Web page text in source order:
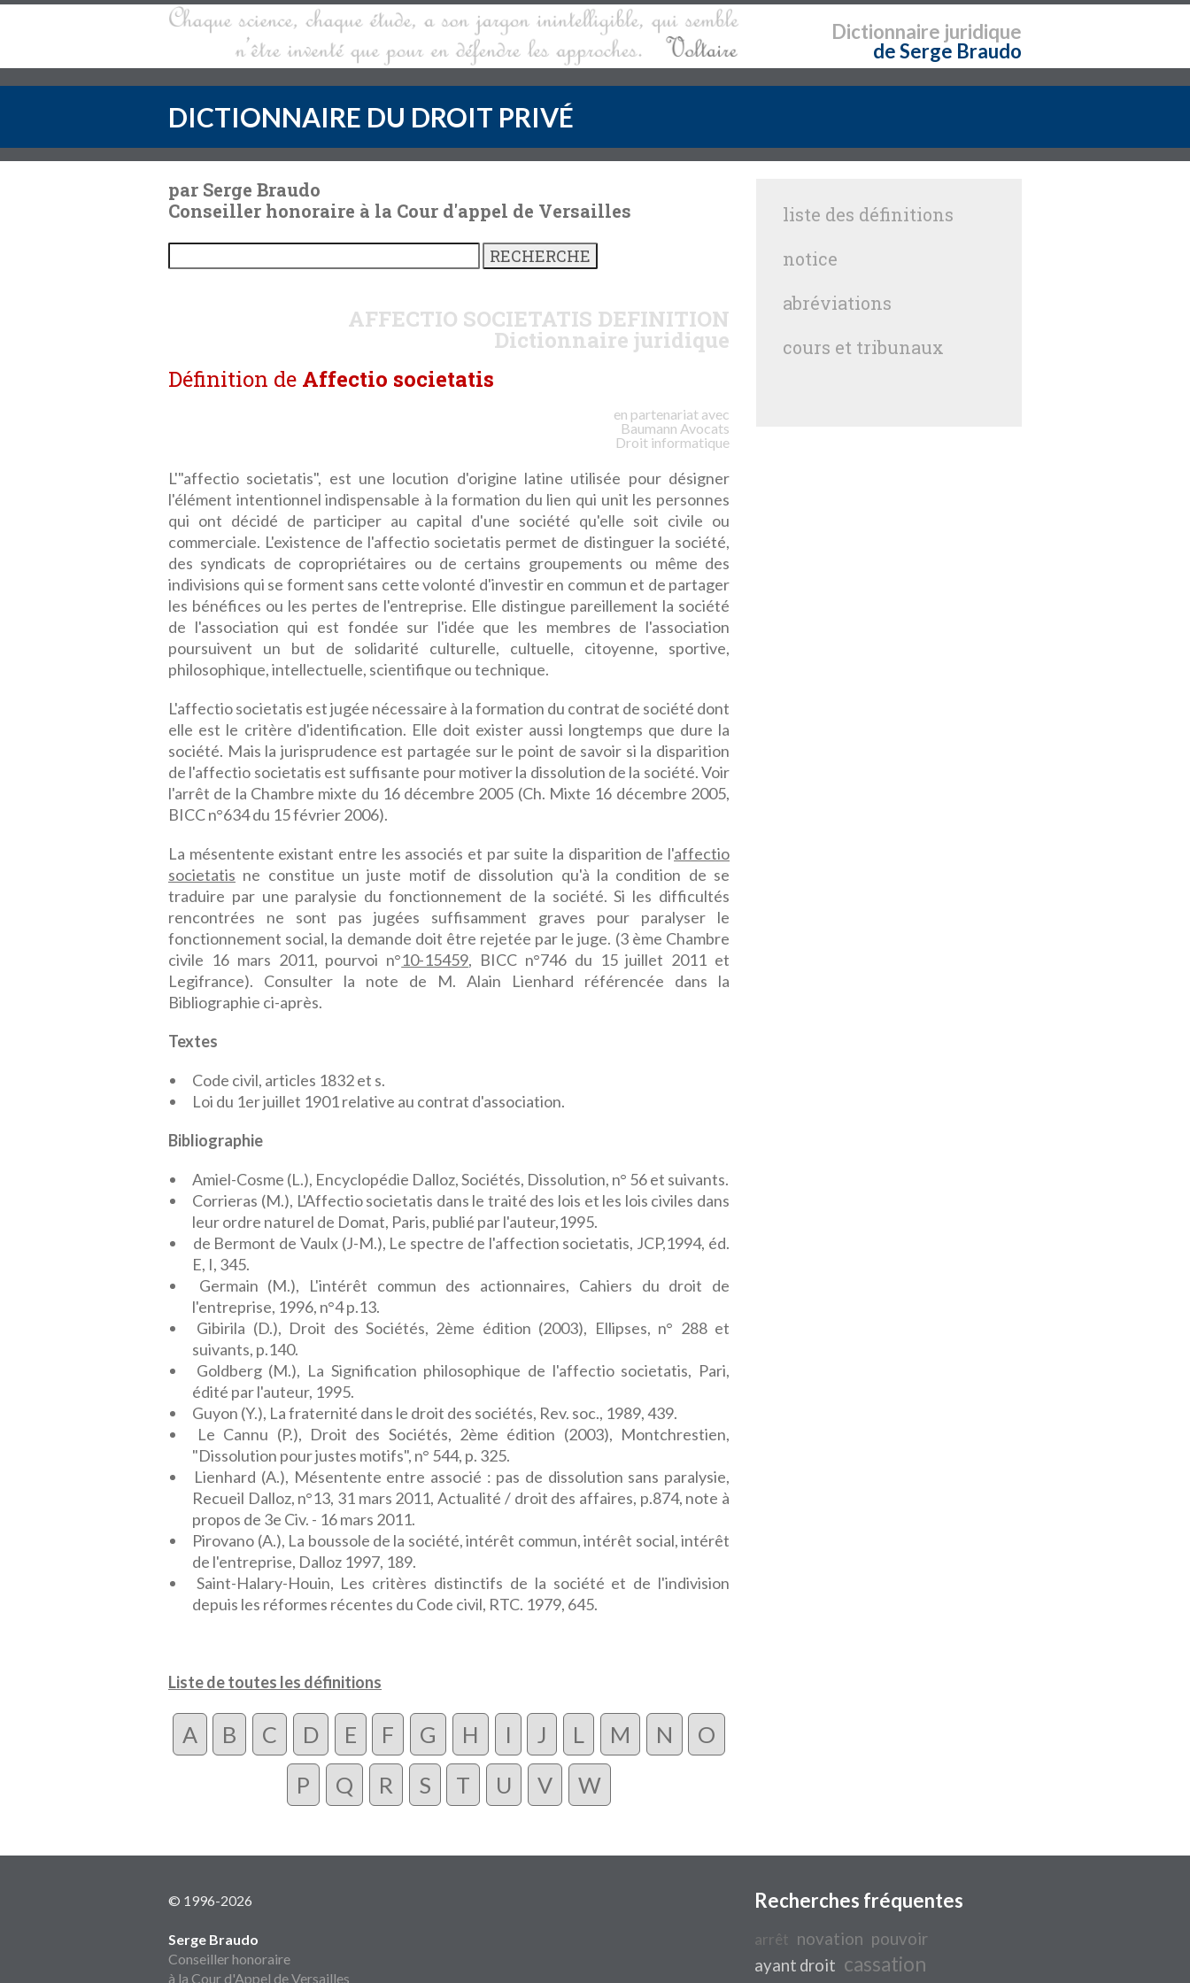
Dictionnaire juridique
de Serge Braudo
DICTIONNAIRE DU DROIT PRIVÉ
par Serge Braudo
Conseiller honoraire à la Cour d'appel de Versailles
AFFECTIO SOCIETATIS DEFINITION
Dictionnaire juridique
Définition de Affectio societatis
en partenariat avec
Baumann Avocats
Droit informatique
L'"affectio societatis", est une locution d'origine latine utilisée pour désigner
l'élément intentionnel indispensable à la formation du lien qui unit les personnes
qui ont décidé de participer au capital d'une société qu'elle soit civile ou
commerciale. L'existence de l'affectio societatis permet de distinguer la société,
des syndicats de copropriétaires ou de certains groupements ou même des
indivisions qui se forment sans cette volonté d'investir en commun et de partager
les bénéfices ou les pertes de l'entreprise. Elle distingue pareillement la société
de l'association qui est fondée sur l'idée que les membres de l'association
poursuivent un but de solidarité culturelle, cultuelle, citoyenne, sportive,
philosophique, intellectuelle, scientifique ou technique.
L'affectio societatis est jugée nécessaire à la formation du contrat de société dont
elle est le critère d'identification. Elle doit exister aussi longtemps que dure la
société. Mais la jurisprudence est partagée sur le point de savoir si la disparition
de l'affectio societatis est suffisante pour motiver la dissolution de la société. Voir
l'arrêt de la Chambre mixte du 16 décembre 2005 (Ch. Mixte 16 décembre 2005,
BICC n°634 du 15 février 2006).
La mésentente existant entre les associés et par suite la disparition de l'affectio
societatis ne constitue un juste motif de dissolution qu'à la condition de se
traduire par une paralysie du fonctionnement de la société. Si les difficultés
rencontrées ne sont pas jugées suffisamment graves pour paralyser le
fonctionnement social, la demande doit être rejetée par le juge. (3 ème Chambre
civile 16 mars 2011, pourvoi n°10-15459, BICC n°746 du 15 juillet 2011 et
Legifrance). Consulter la note de M. Alain Lienhard référencée dans la
Bibliographie ci-après.
Textes
Code civil, articles 1832 et s.
Loi du 1er juillet 1901 relative au contrat d'association.
Bibliographie
Amiel-Cosme (L.), Encyclopédie Dalloz, Sociétés, Dissolution, n° 56 et suivants.
Corrieras (M.), L'Affectio societatis dans le traité des lois et les lois civiles dans
leur ordre naturel de Domat, Paris, publié par l'auteur,1995.
de Bermont de Vaulx (J-M.), Le spectre de l'affection societatis, JCP,1994, éd.
E, I, 345.
Germain (M.), L'intérêt commun des actionnaires, Cahiers du droit de
l'entreprise, 1996, n°4 p.13.
Gibirila (D.), Droit des Sociétés, 2ème édition (2003), Ellipses, n° 288 et
suivants, p.140.
Goldberg (M.), La Signification philosophique de l'affectio societatis, Pari,
édité par l'auteur, 1995.
Guyon (Y.), La fraternité dans le droit des sociétés, Rev. soc., 1989, 439.
Le Cannu (P.), Droit des Sociétés, 2ème édition (2003), Montchrestien,
"Dissolution pour justes motifs", n° 544, p. 325.
Lienhard (A.), Mésentente entre associé : pas de dissolution sans paralysie,
Recueil Dalloz, n°13, 31 mars 2011, Actualité / droit des affaires, p.874, note à
propos de 3e Civ. - 16 mars 2011.
Pirovano (A.), La boussole de la société, intérêt commun, intérêt social, intérêt
de l'entreprise, Dalloz 1997, 189.
Saint-Halary-Houin, Les critères distinctifs de la société et de l'indivision
depuis les réformes récentes du Code civil, RTC. 1979, 645.
Liste de toutes les définitions
A B C D E F G H I J L M N
O
P
Q R S T U V W
liste des définitions
notice
abréviations
cours et tribunaux
© 1996-2026
Serge Braudo
Conseiller honoraire
à la Cour d'Appel de Versailles
Recherches fréquentes
arrêt novation pouvoir
ayant droit cassation